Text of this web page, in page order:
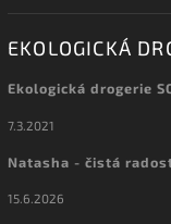
EKOLOGICKÁ
Ekologická drogerie
7.3.2021
Natasha - čistá
15.6.2026